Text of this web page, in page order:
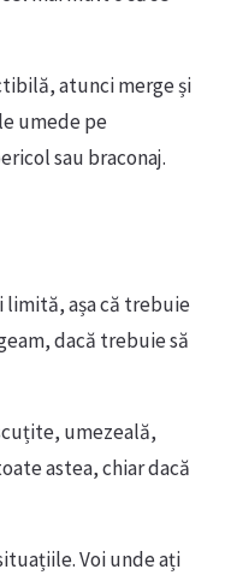
atunci merge și
umede pe
sau braconaj.
așa că trebuie
dacă trebuie să
umezeală,
astea, chiar dacă
Voi unde ați